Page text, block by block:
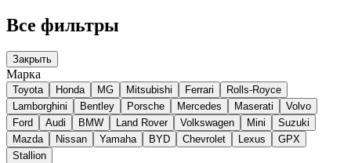
Все фильтры
Закрыть
Марка
Toyota Honda MG Mitsubishi Ferrari
Rolls-Royce
Lamborghini
Bentley Porsche Mercedes Maserati
Volvo
Ford
Audi BMW Land Rover Volkswagen Mini
Suzuki
Mazda
Nissan Yamaha BYD Chevrolet Lexus
GPX
Stallion